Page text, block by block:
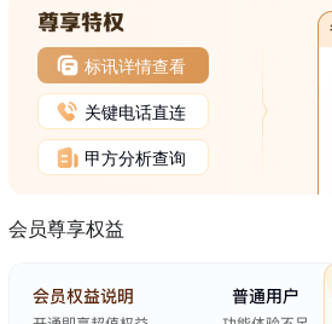
标讯详情查看
关键电话直连
甲方分析查询
会员尊享权益